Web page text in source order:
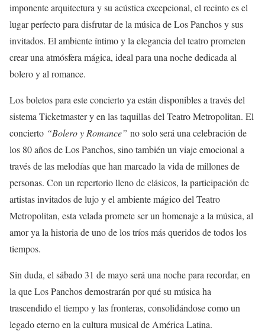
imponente arquitectura y su acústica excepcional, el recinto es el
lugar perfecto para disfrutar de la música de Los Panchos y sus
invitados. El ambiente íntimo y la elegancia del teatro prometen
crear una atmósfera mágica, ideal para una noche dedicada al
bolero y al romance.
Los boletos para este concierto ya están disponibles a través del
sistema Ticketmaster y en las taquillas del Teatro Metropolitan. El
concierto “Bolero y Romance” no solo será una celebración de
los 80 años de Los Panchos, sino también un viaje emocional a
través de las melodías que han marcado la vida de millones de
personas. Con un repertorio lleno de clásicos, la participación de
artistas invitados de lujo y el ambiente mágico del Teatro
Metropolitan, esta velada promete ser un homenaje a la música, al
amor ya la historia de uno de los tríos más queridos de todos los
tiempos.
Sin duda, el sábado 31 de mayo será una noche para recordar, en
la que Los Panchos demostrarán por qué su música ha
trascendido el tiempo y las fronteras, consolidándose como un
legado eterno en la cultura musical de América Latina.